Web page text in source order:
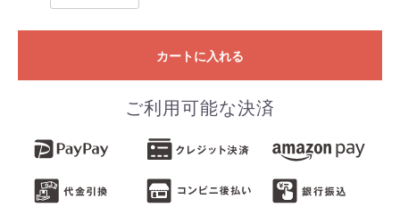
カートに入れる
ご利用可能な決済